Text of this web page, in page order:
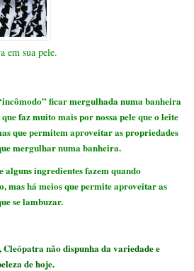
em sua pele.
ficar mergulhada numa banheira
faz muito mais por nossa pele que o leite
que permitem aproveitar as propriedades
mergulhar numa banheira.
ingredientes fazem quando
mas há meios que permite aproveitar as
se lambuzar.
não dispunha da variedade e
de hoje.